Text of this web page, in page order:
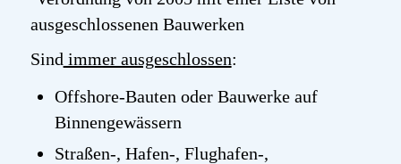
ausgeschlossenen Bauwerken
Sind immer ausgeschlossen:
Offshore-Bauten oder Bauwerke auf
Binnengewässern
Straßen‑, Hafen‑, Flughafen‑,